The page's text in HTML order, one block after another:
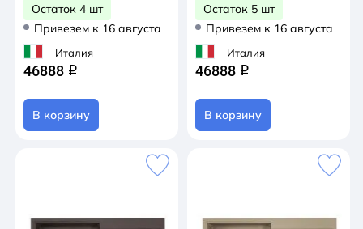
Остаток 4 шт
Привезем к 16 августа
Италия
46888 q
В корзину
Остаток 5 шт
Привезем к 16 августа
Италия
46888 q
В корзину